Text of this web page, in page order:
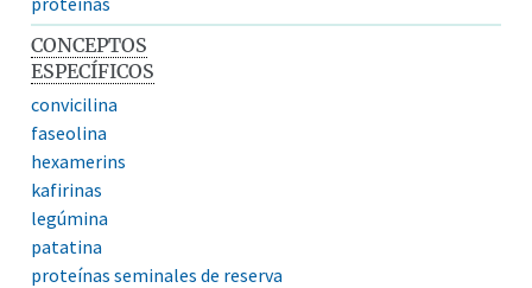
CONCEPTOS
ESPECÍFICOS
convicilina
faseolina
hexamerins
kafirinas
legúmina
patatina
proteínas seminales de reserva